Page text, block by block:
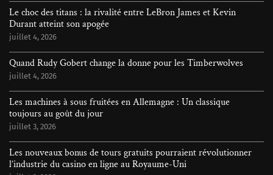
Le choc des titans : la rivalité entre LeBron James et Kevin
Durant atteint son apogée
juillet 4, 2026
Quand Rudy Gobert change la donne pour les Timberwolves
juillet 4, 2026
Les machines à sous fruitées en Allemagne : Un classique
toujours au goût du jour
juillet 3, 2026
Les nouveaux bonus de tours gratuits pourraient révolutionner
l’industrie du casino en ligne au Royaume-Uni